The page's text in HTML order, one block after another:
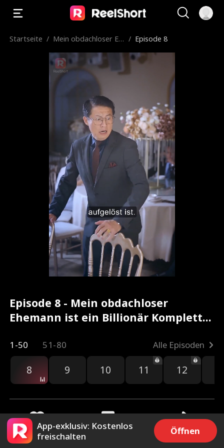
Startseite / Mein obdachloser Eh
r
/ Episode 8
Episode 8 - Mein obdachloser
Ehemann ist ein Billionär Kompletter
1-50 51-80 Alle Episoden
8 9 10 11 12
2.1k Teilen
App-exklusiv: Kostenlos
freischalten
Öffnen